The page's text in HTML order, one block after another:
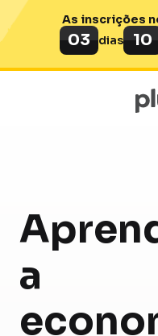
As inscrições
03 dias 10
a